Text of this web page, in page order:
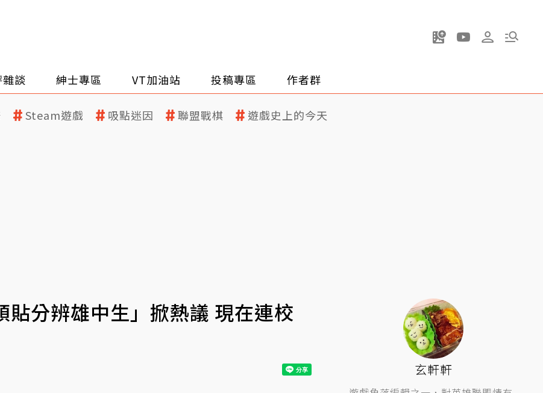
談 紳士專區 VT加油站 投稿專區 作者群
Steam遊戲 吸點迷因 聯盟戰棋 遊戲史上的今天
分辨雄中生」掀熱議 現在連校
玄軒軒